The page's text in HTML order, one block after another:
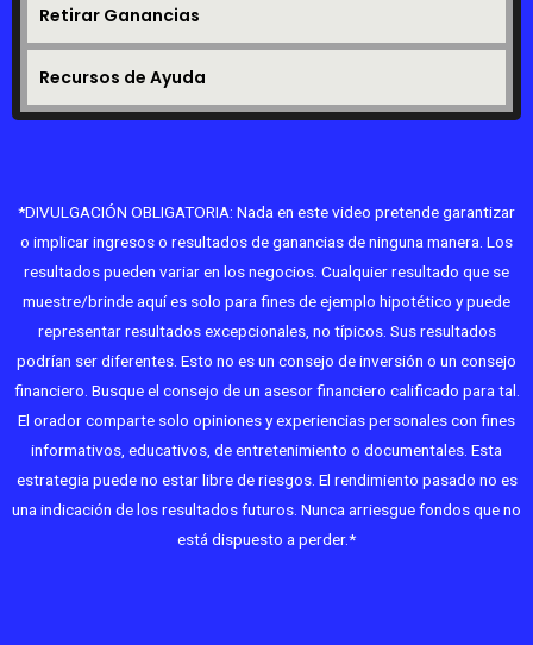
Retirar Ganancias
Recursos de Ayuda
*DIVULGACIÓN OBLIGATORIA: Nada en este video pretende garantizar
o implicar ingresos o resultados de ganancias de ninguna manera. Los
resultados pueden variar en los negocios. Cualquier resultado que se
muestre/brinde aquí es solo para fines de ejemplo hipotético y puede
representar resultados excepcionales, no típicos. Sus resultados
podrían ser diferentes. Esto no es un consejo de inversión o un consejo
financiero. Busque el consejo de un asesor financiero calificado para tal.
El orador comparte solo opiniones y experiencias personales con fines
informativos, educativos, de entretenimiento o documentales. Esta
estrategia puede no estar libre de riesgos. El rendimiento pasado no es
una indicación de los resultados futuros. Nunca arriesgue fondos que no
está dispuesto a perder.*